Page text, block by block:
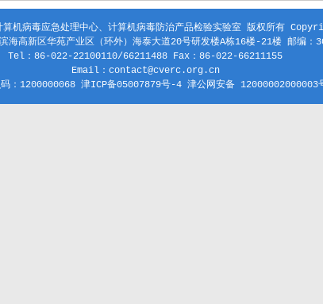
机病毒应急处理中心、计算机病毒防治产品检验实验室 版权所有
海高新区华苑产业区（环外）海泰大道20号研发楼A栋16楼-21楼 邮编：
Tel：86-022-22100110/66211488 Fax：86-022-66211155
Email：contact@cverc.org.cn
码：1200000068 津ICP备05007879号-4 津公网安备 12000002000003